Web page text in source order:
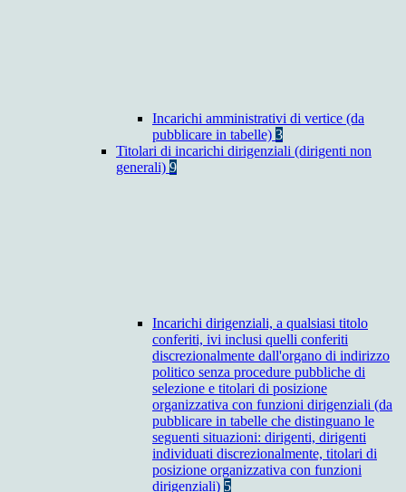
Incarichi amministrativi di vertice (da
pubblicare in tabelle) 3
Titolari di incarichi dirigenziali (dirigenti non
generali) 9
Incarichi dirigenziali, a qualsiasi titolo
conferiti, ivi inclusi quelli conferiti
discrezionalmente dall'organo di indirizzo
politico senza procedure pubbliche di
selezione e titolari di posizione
organizzativa con funzioni dirigenziali (da
pubblicare in tabelle che distinguano le
seguenti situazioni: dirigenti, dirigenti
individuati discrezionalmente, titolari di
posizione organizzativa con funzioni
dirigenziali) 5